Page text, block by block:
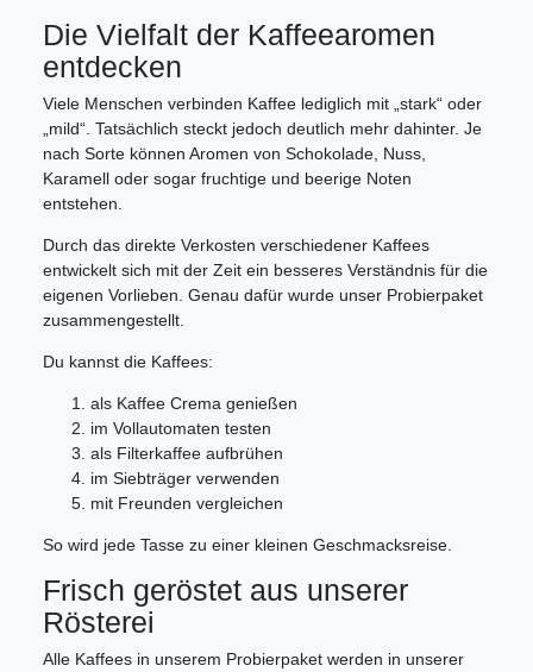
Die Vielfalt der Kaffeearomen
entdecken
Viele Menschen verbinden Kaffee lediglich mit „stark“ oder
„mild“. Tatsächlich steckt jedoch deutlich mehr dahinter. Je
nach Sorte können Aromen von Schokolade, Nuss,
Karamell oder sogar fruchtige und beerige Noten
entstehen.
Durch das direkte Verkosten verschiedener Kaffees
entwickelt sich mit der Zeit ein besseres Verständnis für die
eigenen Vorlieben. Genau dafür wurde unser Probierpaket
zusammengestellt.
Du kannst die Kaffees:
als Kaffee Crema genießen
im Vollautomaten testen
als Filterkaffee aufbrühen
im Siebträger verwenden
mit Freunden vergleichen
So wird jede Tasse zu einer kleinen Geschmacksreise.
Frisch geröstet aus unserer
Rösterei
Alle Kaffees in unserem Probierpaket werden in unserer